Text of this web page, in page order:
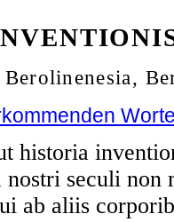
Berolinenesia,
historia
seculi non
ab aliis